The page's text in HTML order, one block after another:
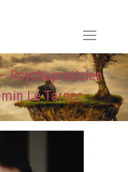
Psychopraticien
Le Tarnec